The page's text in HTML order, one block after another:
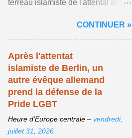
terreau islamiste de l'attentat anti-
de Berlin ... Afficher l'article ...
CONTINUER »
Après l'attentat
islamiste de Berlin, un
autre évêque allemand
prend la défense de la
Pride LGBT
Heure d’Europe centrale – vendredi,
juillet 31, 2026